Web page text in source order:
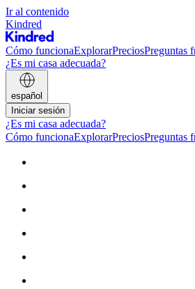
Ir al contenido
Kindred
Cómo funcionaExplorarPreciosPreguntas
¿Es mi casa adecuada?
español
Iniciar sesión
¿Es mi casa adecuada?
Cómo funcionaExplorarPreciosPreguntas